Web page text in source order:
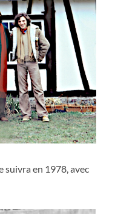
suivra en 1978, avec